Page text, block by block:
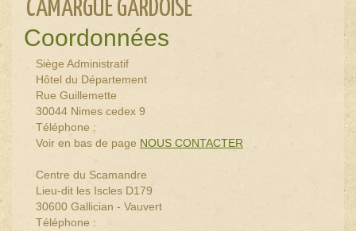
CAMARGUE GARDOISE
Coordonnées
Siège Administratif
Hôtel du Département
Rue Guillemette
30044 Nimes cedex 9
Téléphone :
Voir en bas de page NOUS CONTACTER
Centre du Scamandre
Lieu-dit les Iscles D179
30600 Gallician - Vauvert
Téléphone :